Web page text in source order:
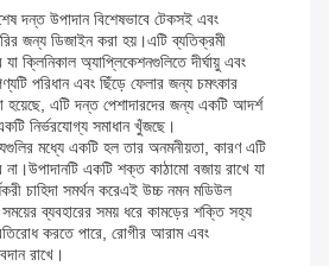
দন্ত উপাদান বিশেষভাবে টেকসই এবং
জন্য ডিজাইন করা হয়।এটি ব্যতিক্রমী
যা ক্লিনিকাল অ্যাপ্লিকেশনগুলিতে দীর্ঘায়ু এবং
পরিধান এবং ছিঁড়ে ফেলার জন্য চমৎকার
হয়েছে, এটি দন্ত পেশাদারদের জন্য একটি আদর্শ
নির্ভরযোগ্য সমাধান খুঁজছে।
মধ্যে একটি হল তার অনমনীয়তা, কারণ এটি
একটি শক্ত কাঠামো বজায় রাখে যা
চাহিদা সমর্থন করেএই উচ্চ নমন মডিউল
সময়ের ব্যবহারের সময় ধরে কামড়ের শক্তি সহ্য
করতে পারে, রোগীর আরাম এবং
রাখে।